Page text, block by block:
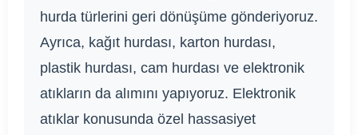
hurda türlerini geri dönüşüme gönderiyoruz.
Ayrıca, kağıt hurdası, karton hurdası,
plastik hurdası, cam hurdası ve elektronik
atıkların da alımını yapıyoruz. Elektronik
atıklar konusunda özel hassasiyet